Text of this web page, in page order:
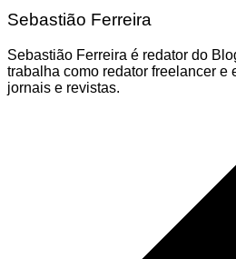
Sebastião Ferreira
Sebastião Ferreira é redator do
trabalha como redator freelancer e
jornais e revistas.